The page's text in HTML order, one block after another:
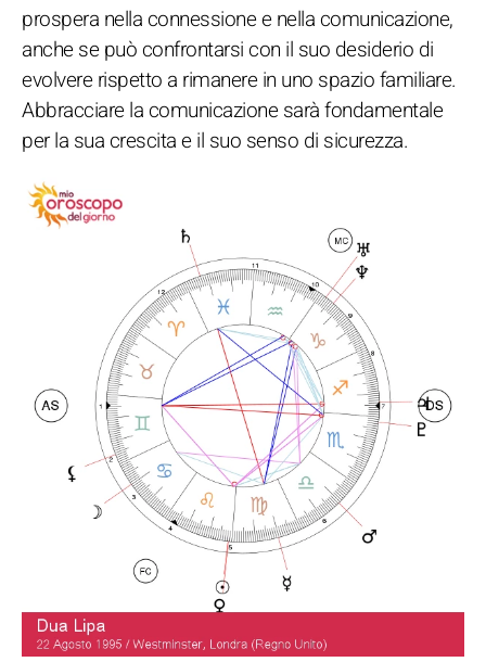
prospera nella connessione e nella comunicazione,
anche se può confrontarsi con il suo desiderio di
evolvere rispetto a rimanere in uno spazio familiare.
Abbracciare la comunicazione sarà fondamentale
per la sua crescita e il suo senso di sicurezza.